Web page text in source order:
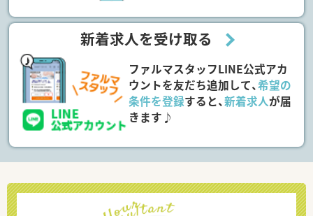
新着求人を受け取る
ファルマスタッフLINE公式アカ
ウントを友だち追加して、希望の
条件を登録すると、新着求人が届
きます♪